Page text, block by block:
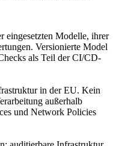
eingesetzten Modelle, ihrer
Versionierte Model
als Teil der CI/CD-
in der EU. Kein
außerhalb
und Network Policies